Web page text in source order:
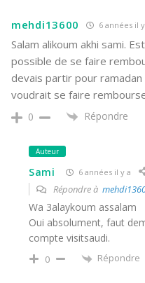
mehdi13600 6 années il
Salam alikoum akhi sami.
possible de se faire
devais partir pour ramadan
voudrait se faire
0 Répondre
Auteur
Sami 6 années il y a
Répondre à
Wa 3alaykoum assalam
Oui absolument, faut
compte visitsaudi.
0 Répondre